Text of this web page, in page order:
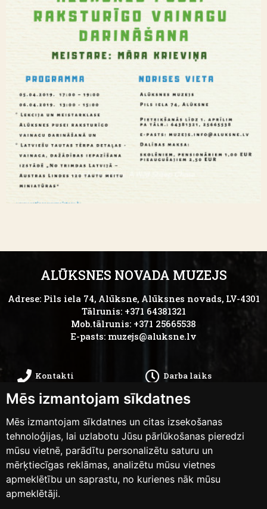
Mēs izmantojam sīkdatnes
Mēs izmantojam sīkdatnes un citas izsekošanas
tehnoloģijas, lai uzlabotu Jūsu pārlūkošanas pieredzi
mūsu vietnē, parādītu personalizētu saturu un
mērķtiecīgas reklāmas, analizētu mūsu vietnes
apmeklētību un saprastu, no kurienes nāk mūsu
apmeklētāji.
ALŪKSNES NOVADA MUZEJS
Adrese: Pils iela 74, Alūksne, Alūksnes novads, LV-4301
Tālrunis: +371 64381321
Mob.tālrunis: +371 25665538
E-pasts: muzejs@aluksne.lv
Kontakti Darba laiks
Kā nokļūt Privātums
Piekļūstamības
paziņojums
Anketas